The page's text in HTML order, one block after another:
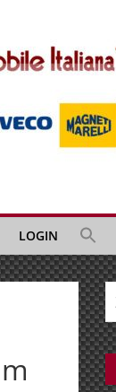
LOGIN